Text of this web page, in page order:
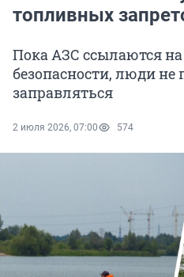
топливных
Пока АЗС ссылаются
безопасности, люди
заправляться
2 июля 2026, 07:00 574